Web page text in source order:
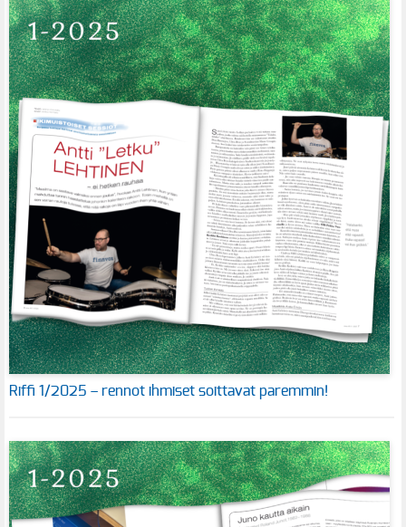
Riffi 1/2025 – rennot ihmiset soittavat paremmin!